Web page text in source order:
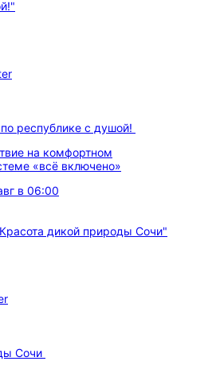
республике с душой!
на комфортном
«всё включено»
в 06:00
Сочи